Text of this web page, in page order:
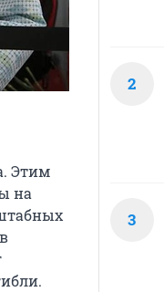
Этим
на
2
3